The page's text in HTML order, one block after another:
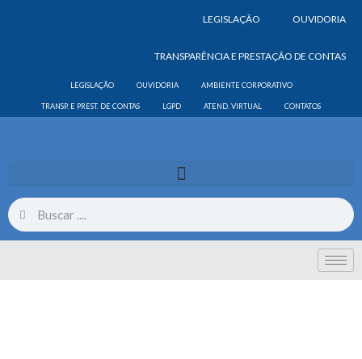
LEGISLAÇÃO OUVIDORIA
TRANSPARÊNCIA E PRESTAÇÃO DE CONTAS
LEGISLAÇÃO OUVIDORIA AMBIENTE CORPORATIVO
TRANSP. E PREST. DE CONTAS LGPD ATEND. VIRTUAL CONTATOS